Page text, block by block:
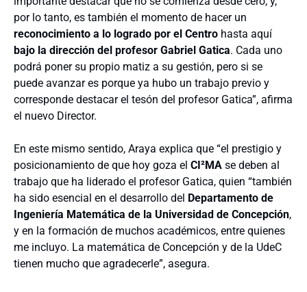
por lo tanto, es también el momento de hacer un
reconocimiento a lo logrado por el Centro hasta aquí
bajo la dirección del profesor Gabriel Gatica. Cada uno
podrá poner su propio matiz a su gestión, pero si se
puede avanzar es porque ya hubo un trabajo previo y
corresponde destacar el tesón del profesor Gatica”, afirma
el nuevo Director.
En este mismo sentido, Araya explica que “el prestigio y
posicionamiento de que hoy goza el CI²MA se deben al
trabajo que ha liderado el profesor Gatica, quien “también
ha sido esencial en el desarrollo del Departamento de
Ingeniería Matemática de la Universidad de Concepción,
y en la formación de muchos académicos, entre quienes
me incluyo. La matemática de Concepción y de la UdeC
tienen mucho que agradecerle”, asegura.